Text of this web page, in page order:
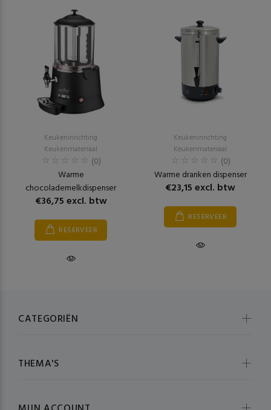
Keukeninrichting
Keukenmateriaal
(0)
Warme
chocolademelkdispenser
€36,75 excl. btw
RESERVEER
Keukeninrichting
Keukenmateriaal
(0)
Warme dranken dispenser
€23,15 excl. btw
RESERVEER
CATEGORIËN
THEMA'S